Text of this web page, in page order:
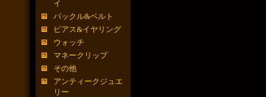
イ
バックル&ベルト
ピアス&イヤリング
ウォッチ
マネークリップ
その他
アンティークジュエ
リー